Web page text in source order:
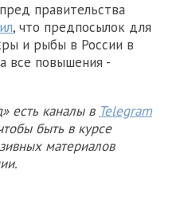
правительства
, что предпосылок для
и рыбы в России в
все повышения -
есть каналы в Telegram
быть в курсе
материалов